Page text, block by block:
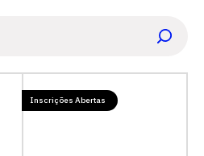
Inscrições Abertas